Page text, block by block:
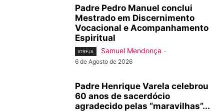
Padre Pedro Manuel conclui
Mestrado em Discernimento
Vocacional e Acompanhamento
Espiritual
IGREJA Samuel Mendonça -
6 de Agosto de 2026
Padre Henrique Varela celebrou
60 anos de sacerdócio
agradecido pelas “maravilhas”...